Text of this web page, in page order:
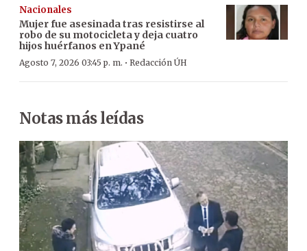
Nacionales
Mujer fue asesinada tras resistirse al
robo de su motocicleta y deja cuatro
hijos huérfanos en Ypané
Agosto 7, 2026 03:45 p. m. · Redacción ÚH
Notas más leídas